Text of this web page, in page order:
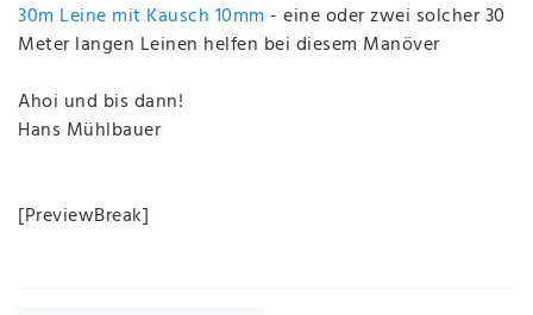
30m Leine mit Kausch 10mm - eine oder zwei solcher 30
Meter langen Leinen helfen bei diesem Manöver
Ahoi und bis dann!
Hans Mühlbauer
[PreviewBreak]